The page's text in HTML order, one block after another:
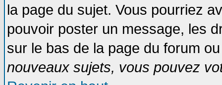
la page du sujet. Vous pourriez
pouvoir poster un message, les
sur le bas de la page du forum
nouveaux sujets, vous pouvez